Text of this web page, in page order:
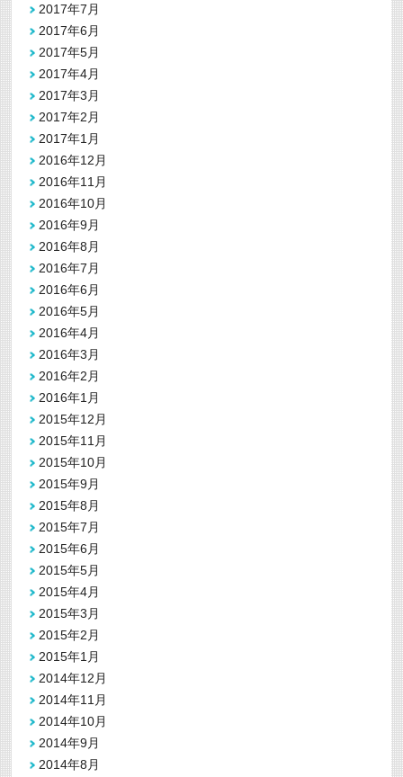
2017年7月
2017年6月
2017年5月
2017年4月
2017年3月
2017年2月
2017年1月
2016年12月
2016年11月
2016年10月
2016年9月
2016年8月
2016年7月
2016年6月
2016年5月
2016年4月
2016年3月
2016年2月
2016年1月
2015年12月
2015年11月
2015年10月
2015年9月
2015年8月
2015年7月
2015年6月
2015年5月
2015年4月
2015年3月
2015年2月
2015年1月
2014年12月
2014年11月
2014年10月
2014年9月
2014年8月